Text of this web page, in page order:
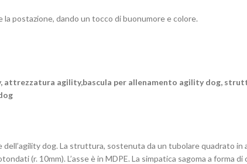
la postazione, dando un tocco di buonumore e colore.
agility,bascula per allenamento agility dog,
dog. La struttura, sostenuta da un tubolare quadrato in
(r. 10mm). L’asse è in MDPE. La simpatica sagoma a forma di